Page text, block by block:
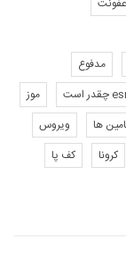
عفونت
مدفوع
موز
ها
ویروس
کرونا
کف پا